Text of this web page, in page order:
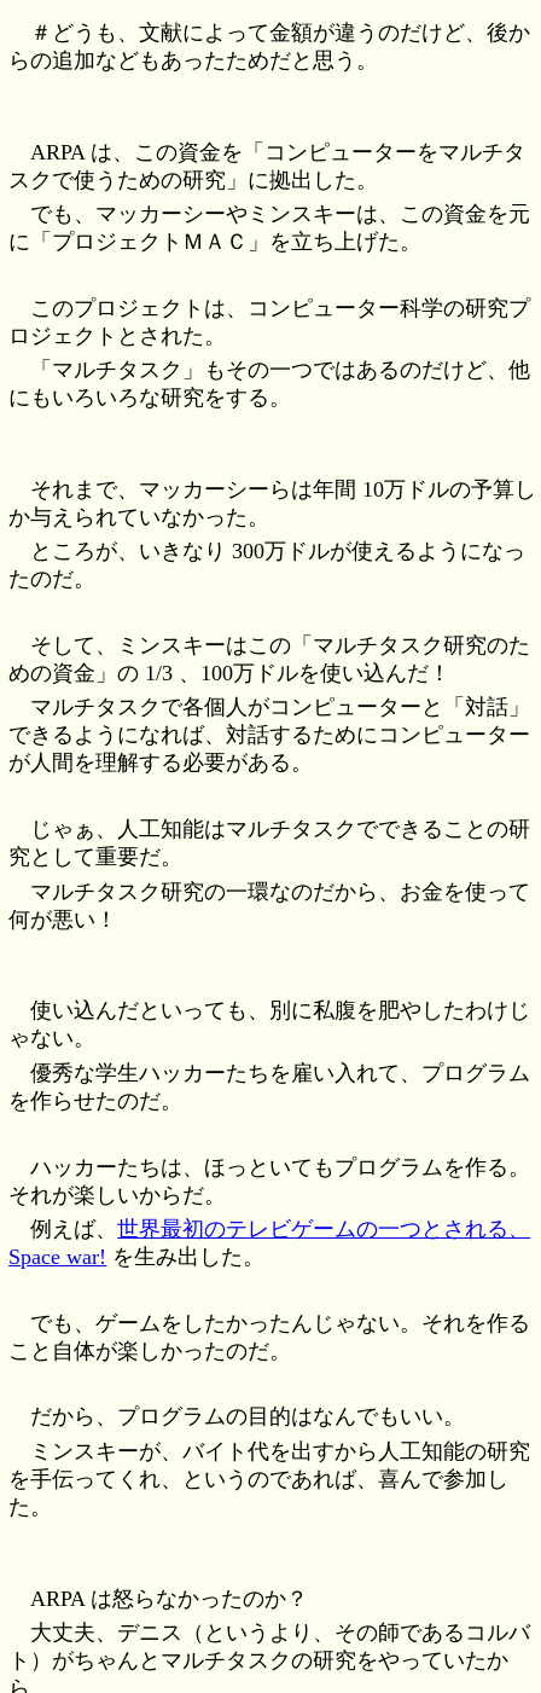
＃どうも、文献によって金額が違うのだけど、後か
らの追加などもあったためだと思う。
ARPA は、この資金を「コンピューターをマルチタ
スクで使うための研究」に拠出した。
でも、マッカーシーやミンスキーは、この資金を元
に「プロジェクトＭＡＣ」を立ち上げた。
このプロジェクトは、コンピューター科学の研究プ
ロジェクトとされた。
「マルチタスク」もその一つではあるのだけど、他
にもいろいろな研究をする。
それまで、マッカーシーらは年間 10万ドルの予算し
か与えられていなかった。
ところが、いきなり 300万ドルが使えるようになっ
たのだ。
そして、ミンスキーはこの「マルチタスク研究のた
めの資金」の 1/3 、100万ドルを使い込んだ！
マルチタスクで各個人がコンピューターと「対話」
できるようになれば、対話するためにコンピューター
が人間を理解する必要がある。
じゃぁ、人工知能はマルチタスクでできることの研
究として重要だ。
マルチタスク研究の一環なのだから、お金を使って
何が悪い！
使い込んだといっても、別に私腹を肥やしたわけじ
ゃない。
優秀な学生ハッカーたちを雇い入れて、プログラム
を作らせたのだ。
ハッカーたちは、ほっといてもプログラムを作る。
それが楽しいからだ。
例えば、世界最初のテレビゲームの一つとされる、
Space war! を生み出した。
でも、ゲームをしたかったんじゃない。それを作る
こと自体が楽しかったのだ。
だから、プログラムの目的はなんでもいい。
ミンスキーが、バイト代を出すから人工知能の研究
を手伝ってくれ、というのであれば、喜んで参加し
た。
ARPA は怒らなかったのか？
大丈夫、デニス（というより、その師であるコルバ
ト）がちゃんとマルチタスクの研究をやっていたか